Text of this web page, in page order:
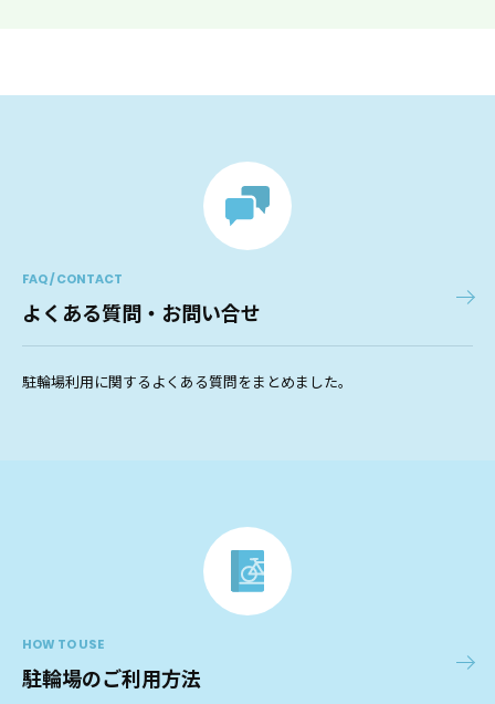
FAQ / CONTACT
よくある質問・お問い合せ
駐輪場利用に関するよくある質問をまとめました。
HOW TO USE
駐輪場のご利用方法